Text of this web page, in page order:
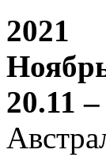
2021
20.11